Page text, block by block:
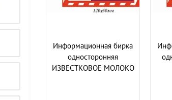
Информационная бирка
односторонняя
ИЗВЕСТКОВОЕ МОЛОКО